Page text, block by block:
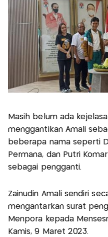
Masih belum ada
menggantikan Amali
beberapa nama seperti
Permana, dan Putri
sebagai pengganti.
Zainudin Amali sendiri
mengantarkan surat
Menpora kepada
Kamis, 9 Maret 2023.